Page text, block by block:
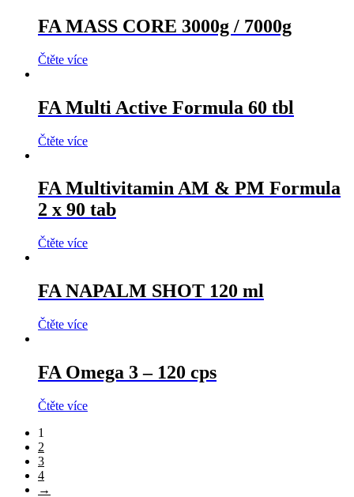
FA MASS CORE 3000g / 7000g
Čtěte více
FA Multi Active Formula 60 tbl
Čtěte více
FA Multivitamin AM & PM Formula
2 x 90 tab
Čtěte více
FA NAPALM SHOT 120 ml
Čtěte více
FA Omega 3 – 120 cps
Čtěte více
1
2
3
4
→